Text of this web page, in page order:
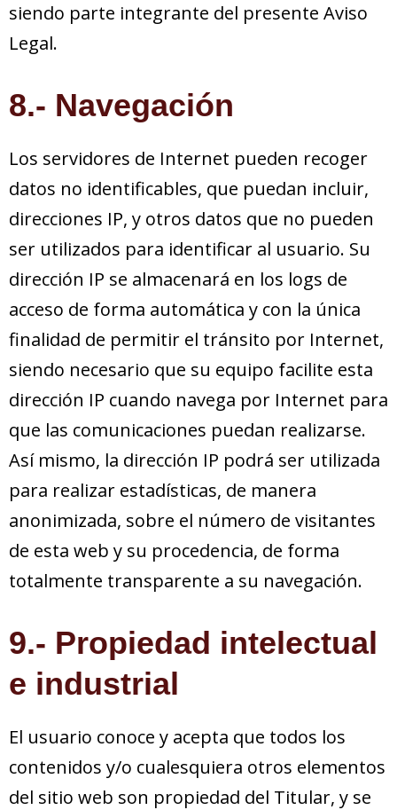
siendo parte integrante del presente Aviso
Legal.
8.- Navegación
Los servidores de Internet pueden recoger
datos no identificables, que puedan incluir,
direcciones IP, y otros datos que no pueden
ser utilizados para identificar al usuario. Su
dirección IP se almacenará en los logs de
acceso de forma automática y con la única
finalidad de permitir el tránsito por Internet,
siendo necesario que su equipo facilite esta
dirección IP cuando navega por Internet para
que las comunicaciones puedan realizarse.
Así mismo, la dirección IP podrá ser utilizada
para realizar estadísticas, de manera
anonimizada, sobre el número de visitantes
de esta web y su procedencia, de forma
totalmente transparente a su navegación.
9.- Propiedad intelectual
e industrial
El usuario conoce y acepta que todos los
contenidos y/o cualesquiera otros elementos
del sitio web son propiedad del Titular, y se